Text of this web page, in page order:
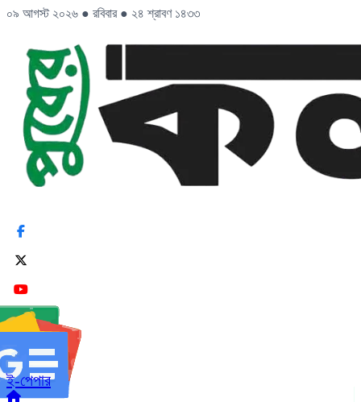
০৯ আগস্ট ২০২৬ ● রবিবার ● ২৪ শ্রাবণ ১৪৩৩
ই-পেপার